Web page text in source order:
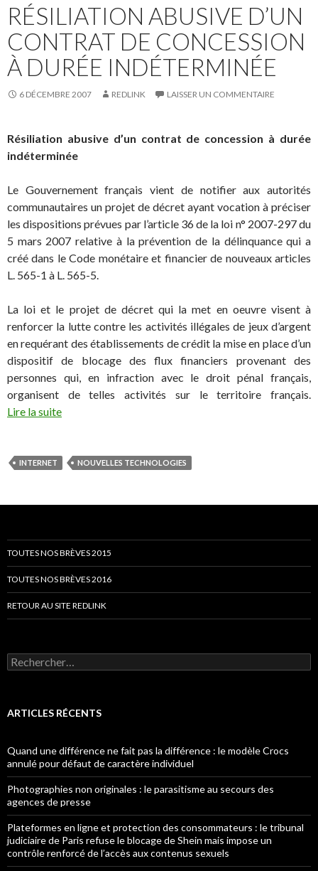
RÉSILIATION ABUSIVE D’UN
CONTRAT DE CONCESSION
À DURÉE INDÉTERMINÉE
6 DÉCEMBRE 2007 REDLINK LAISSER UN COMMENTAIRE
Résiliation abusive d’un contrat de concession à durée
indéterminée
Le Gouvernement français vient de notifier aux autorités
communautaires un projet de décret ayant vocation à préciser
les dispositions prévues par l’article 36 de la loi n° 2007-297 du
5 mars 2007 relative à la prévention de la délinquance qui a
créé dans le Code monétaire et financier de nouveaux articles
L. 565-1 à L. 565-5.
La loi et le projet de décret qui la met en oeuvre visent à
renforcer la lutte contre les activités illégales de jeux d’argent
en requérant des établissements de crédit la mise en place d’un
dispositif de blocage des flux financiers provenant des
personnes qui, en infraction avec le droit pénal français,
organisent de telles activités sur le territoire français.
Lire la suite
INTERNET NOUVELLES TECHNOLOGIES
TOUTES NOS BRÈVES 2015
TOUTES NOS BRÈVES 2016
RETOUR AU SITE REDLINK
Rechercher :
ARTICLES RÉCENTS
Quand une différence ne fait pas la différence : le modèle Crocs
annulé pour défaut de caractère individuel
Photographies non originales : le parasitisme au secours des
agences de presse
Plateformes en ligne et protection des consommateurs : le tribunal
judiciaire de Paris refuse le blocage de Shein mais impose un
contrôle renforcé de l’accès aux contenus sexuels